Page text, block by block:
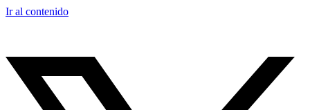
Ir al contenido